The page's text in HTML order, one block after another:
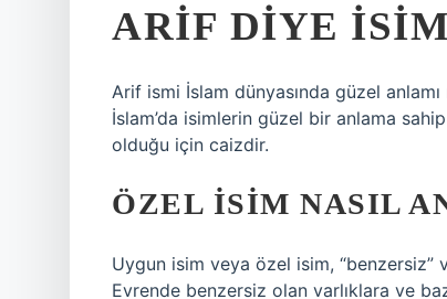
ARIF DIYE
Arif ismi İslam dünyasında güzel
İslam’da isimlerin güzel bir anlama
olduğu için caizdir.
ÖZEL ISIM NASIL
Uygun isim veya özel isim, “benzersiz”
Evrende benzersiz olan varlıklara ve